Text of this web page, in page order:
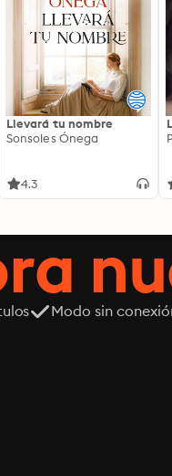
Llevará tu nombre
Sonsoles Ónega
4.3
Modo sin